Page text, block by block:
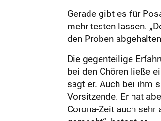
Gerade gibt es für
mehr testen lassen.
den Proben
Die gegenteilige
bei den Chören ließe
sagt er. Auch bei ihm
Vorsitzende. Er hat
Corona-Zeit auch